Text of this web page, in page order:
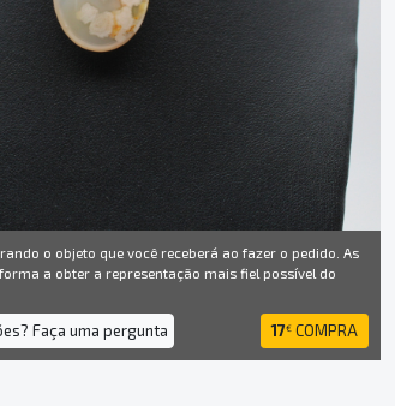
o objeto que você receberá ao fazer o pedido. As
a obter a representação mais fiel possível do
Faça uma pergunta 17€ COMPRA